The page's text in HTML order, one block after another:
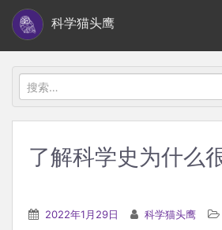
i
科学猫头鹰
搜
索：
了解科学史为什么
2022年1月29日 科学猫头鹰